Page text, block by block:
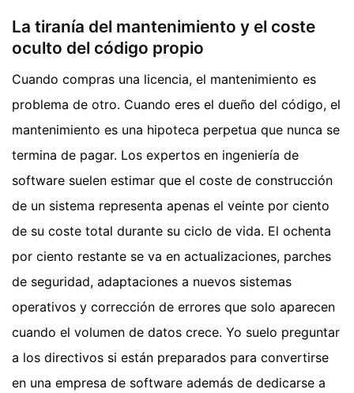
La tiranía del mantenimiento y el coste
oculto del código propio
Cuando compras una licencia, el mantenimiento es
problema de otro. Cuando eres el dueño del código, el
mantenimiento es una hipoteca perpetua que nunca se
termina de pagar. Los expertos en ingeniería de
software suelen estimar que el coste de construcción
de un sistema representa apenas el veinte por ciento
de su coste total durante su ciclo de vida. El ochenta
por ciento restante se va en actualizaciones, parches
de seguridad, adaptaciones a nuevos sistemas
operativos y corrección de errores que solo aparecen
cuando el volumen de datos crece. Yo suelo preguntar
a los directivos si están preparados para convertirse
en una empresa de software además de dedicarse a